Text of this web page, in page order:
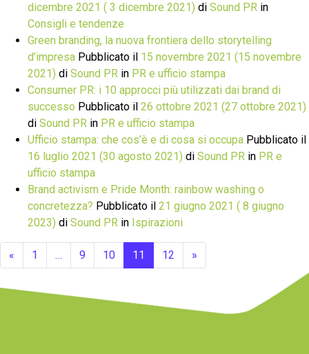
dicembre 2021 ( 3 dicembre 2021) di Sound PR in
Consigli e tendenze
Green branding, la nuova frontiera dello storytelling
d’impresa Pubblicato il 15 novembre 2021 (15 novembre
2021) di Sound PR in PR e ufficio stampa
Consumer PR: i 10 approcci più utilizzati dai brand di
successo Pubblicato il 26 ottobre 2021 (27 ottobre 2021)
di Sound PR in PR e ufficio stampa
Ufficio stampa: che cos’è e di cosa si occupa Pubblicato il
16 luglio 2021 (30 agosto 2021) di Sound PR in PR e
ufficio stampa
Brand activism e Pride Month: rainbow washing o
concretezza? Pubblicato il 21 giugno 2021 ( 8 giugno
2023) di Sound PR in Ispirazioni
« 1 … 9 10 11 12 »